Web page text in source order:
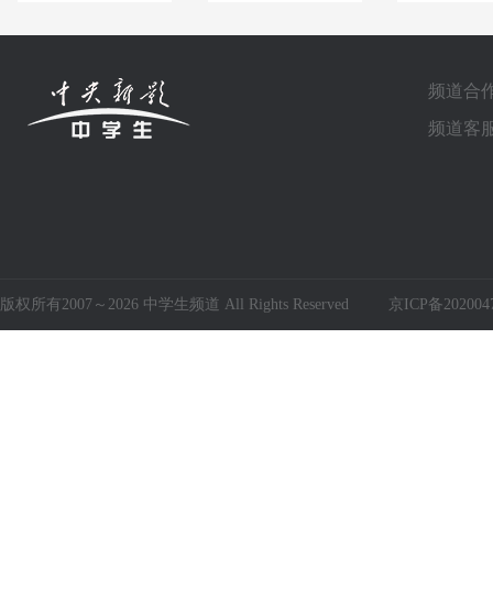
频道合
频道客
版权所有2007～2026 中学生频道 All Rights Reserved 京ICP备